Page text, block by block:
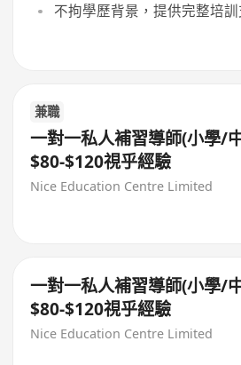
不拘學歷背景，提供完整培
兼職
一對一私人補習導師(小學/
$80-$120視乎經驗
Nice Education Centre Limited
一對一私人補習導師(小學/
$80-$120視乎經驗
Nice Education Centre Limited